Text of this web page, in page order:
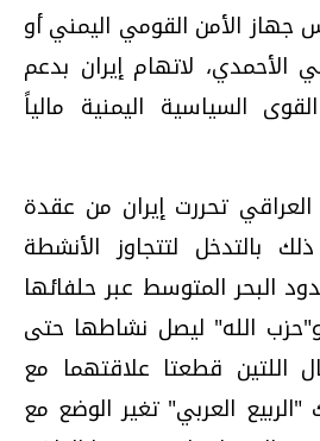
جهاز الأمن القومي اليمني أو
الأحمدي، لاتهام إيران بدعم
السياسية اليمنية مالياً
تحررت إيران من عقدة
بالتدخل لتتجاوز الأنشطة
البحر المتوسط عبر حلفائها
الله" ليصل نشاطها حتى
اللتين قطعتا علاقتهما مع
العربي" تغير الوضع مع